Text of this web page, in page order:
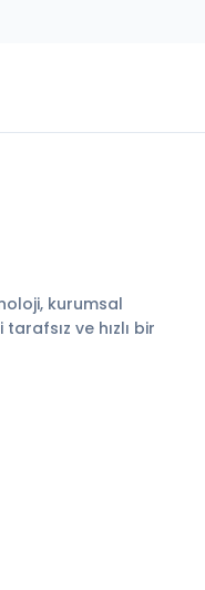
kurumsal
ve hızlı bir